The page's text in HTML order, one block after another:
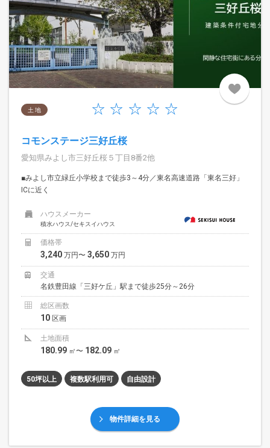
土 地
コモンステージ三好丘桜
愛知県みよし市三好丘桜５丁目8番2他
■みよし市立緑丘小学校まで徒歩3～4分／東名高速道路「東名三好」
ICに近く
ハウスメーカー
積水ハウス/セキスイハウス
価格帯
3,240 万円〜 3,650 万円
交通
名鉄豊田線「三好ケ丘」駅まで徒歩25分～26分
総区画数
10 区画
土地面積
180.99 ㎡〜 182.09 ㎡
50坪以上 複数駅利用可 自由設計
物件詳細を見る